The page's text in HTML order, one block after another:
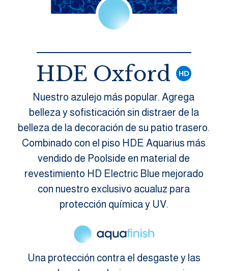
HDE Oxford
Nuestro azulejo más popular. Agrega
belleza y sofisticación sin distraer de la
belleza de la decoración de su patio trasero.
Combinado con el piso HDE Aquarius más
vendido de Poolside en material de
revestimiento HD Electric Blue mejorado
con nuestro exclusivo acualuz para
protección química y UV.
Una protección contra el desgaste y las